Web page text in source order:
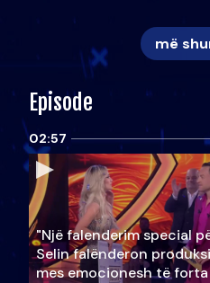
më
Episode
02:57
"Një falenderim special
Selin falënderon
mes emocionesh të forta